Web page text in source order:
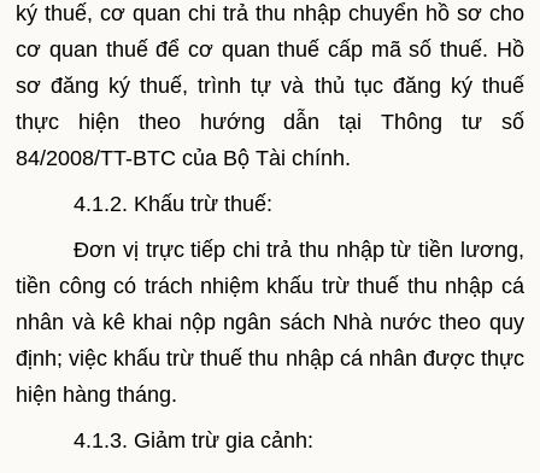
ký thuế, cơ quan chi trả thu nhập chuyển hồ sơ cho
cơ quan thuế để cơ quan thuế cấp mã số thuế. Hồ
sơ đăng ký thuế, trình tự và thủ tục đăng ký thuế
thực hiện theo hướng dẫn tại Thông tư số
84/2008/TT-BTC của Bộ Tài chính.
4.1.2. Khấu trừ thuế:
Đơn vị trực tiếp chi trả thu nhập từ tiền lương,
tiền công có trách nhiệm khấu trừ thuế thu nhập cá
nhân và kê khai nộp ngân sách Nhà nước theo quy
định; việc khấu trừ thuế thu nhập cá nhân được thực
hiện hàng tháng.
4.1.3. Giảm trừ gia cảnh: